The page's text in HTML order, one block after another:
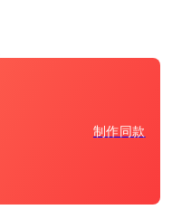
制作同款